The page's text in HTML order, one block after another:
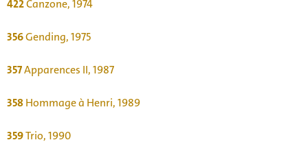
422Canzone, 1974
356Gending, 1975
357Apparences II, 1987
358Hommage à Henri, 1989
359Trio, 1990